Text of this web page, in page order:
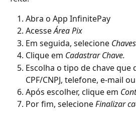
Abra o App InfinitePay
Acesse Área Pix
Em seguida, selecione
Clique em Cadastrar Chave.
Escolha o tipo de chave que
CPF/CNPJ, telefone, e-mail
Após escolher, clique em
Por fim, selecione Finalizar